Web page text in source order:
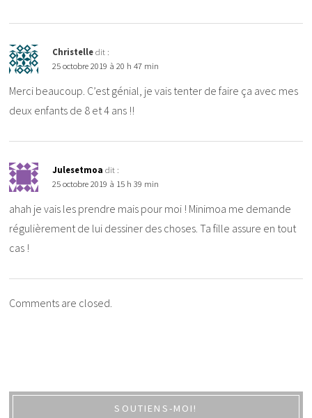
Christelle dit :
25 octobre 2019 à 20 h 47 min
Merci beaucoup. C’est génial, je vais tenter de faire ça avec mes
deux enfants de 8 et 4 ans !!
Julesetmoa dit :
25 octobre 2019 à 15 h 39 min
ahah je vais les prendre mais pour moi ! Minimoa me demande
régulièrement de lui dessiner des choses. Ta fille assure en tout
cas !
Comments are closed.
SOUTIENS-MOI!